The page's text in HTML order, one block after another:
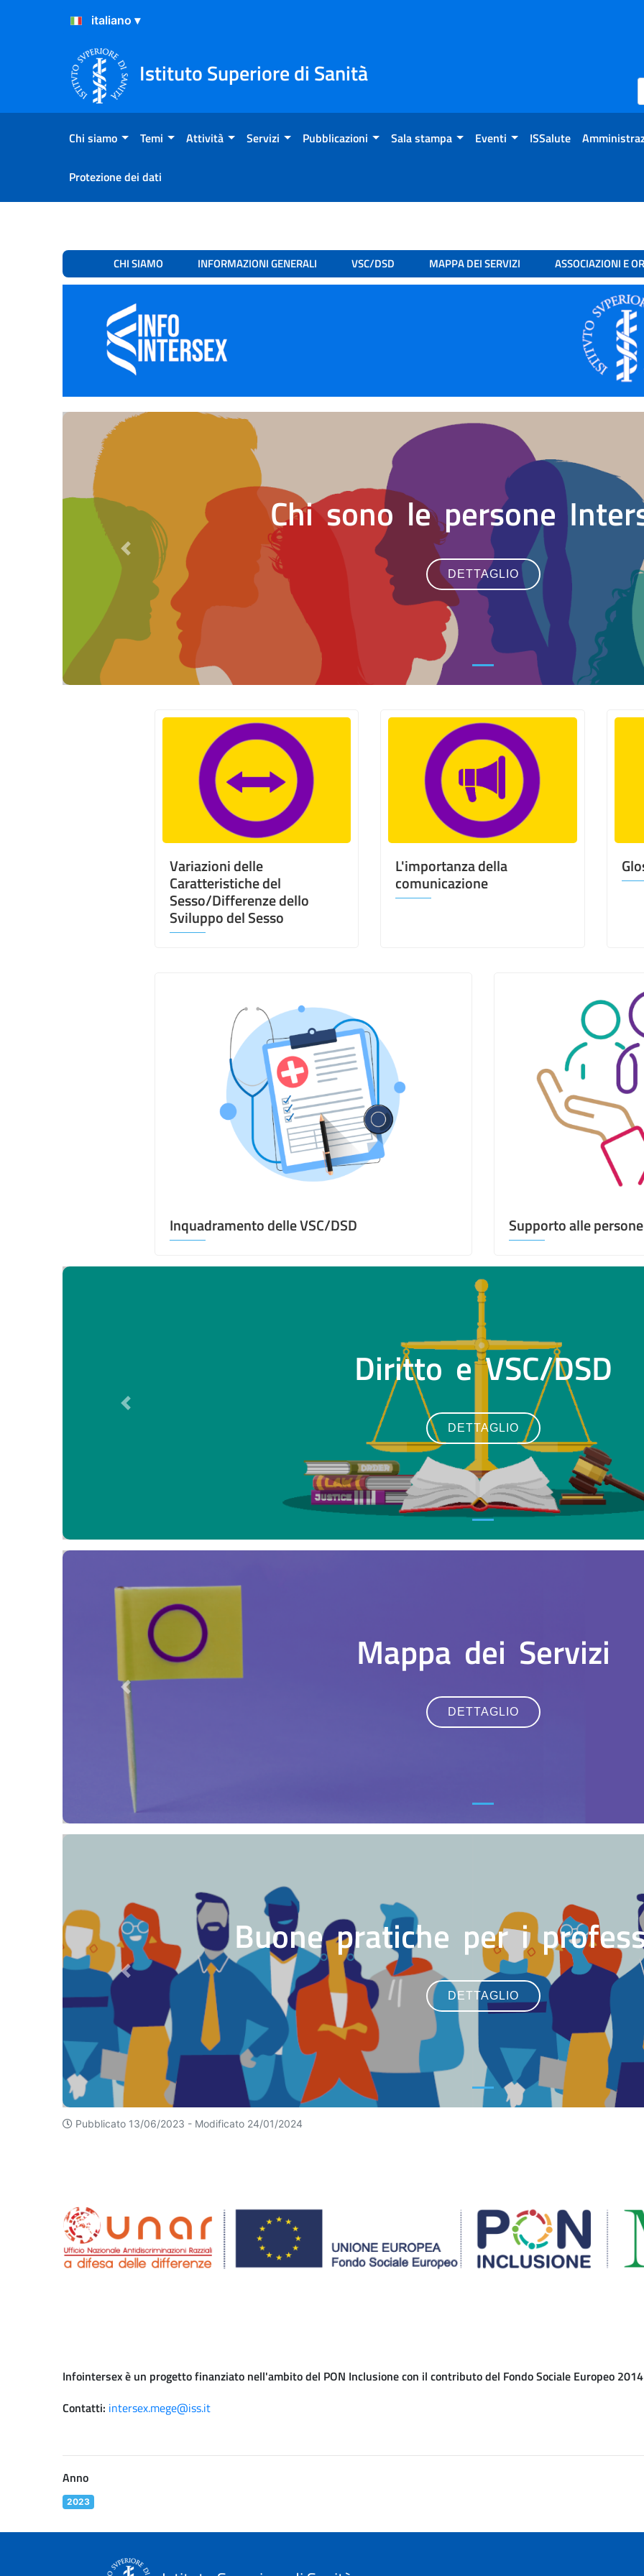
Salta al Contenuto
Salta al Footer
Istituto Superiore di Sanità
Chi siamo Temi Attività Servizi Pubblicazioni Sala stampa Eventi ISSalute
Protezione dei dati
Infointersex Copertina
CHI SIAMO INFORMAZIONI GENERALI VSC/DSD MAPPA DEI SERVIZI ASSOCIAZIONI E
Chi sono le persone
DETTAGLIO
Previous
Variazioni delle
Caratteristiche del
Sesso/Differenze dello
Sviluppo del Sesso
L'importanza della
comunicazione
Inquadramento delle VSC/DSD Supporto alle
Diritto e VSC/DSD
DETTAGLIO
Previous
Mappa dei Servizi
DETTAGLIO
Previous
Buone pratiche per i
DETTAGLIO
Previous
Pubblicato 13/06/2023 - Modificato 24/01/2024
Infointersex è un progetto finanziato nell'ambito del PON Inclusione con il contributo del Fondo Sociale Europeo
Contatti: intersex.mege@iss.it
Anno
2023